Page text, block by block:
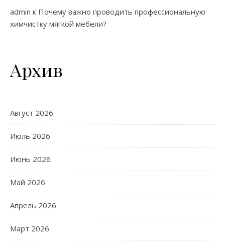
admin к Почему важно проводить профессиональную
химчистку мягкой мебели?
Архив
Август 2026
Июль 2026
Июнь 2026
Май 2026
Апрель 2026
Март 2026